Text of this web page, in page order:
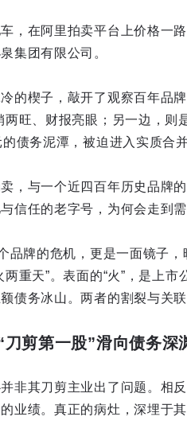
，在阿里拍卖平台上价格一
集团有限公司。
的楔子，敲开了观察百年品
两旺、财报亮眼；另一边，则
债务泥潭，被迫进入实质合
，与一个近四百年历史品牌
信任的老字号，为何会走到
品牌的危机，更是一面镜子
重天”。表面的“火”，是上
债务冰山。两者的割裂与关
剪第一股”滑向债务深
非其刀剪主业出了问题。相
业绩。真正的病灶，深埋于